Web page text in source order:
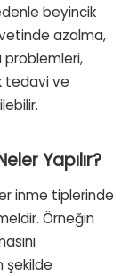
beyincik
azalma,
problemleri,
tedavi ve
Yapılır?
inme tiplerinde
Örneğin
şekilde